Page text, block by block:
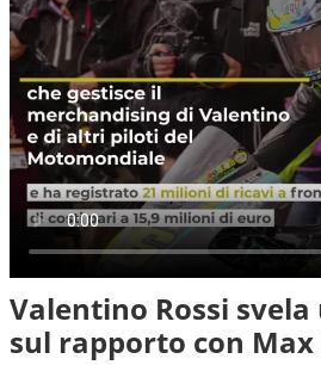
Valentino Rossi
sul rapporto con Max